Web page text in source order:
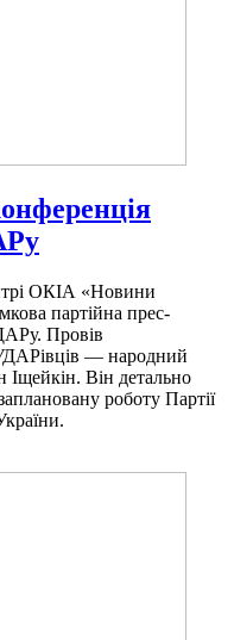
ОКІА «Новини
партійна прес-
Провів
— народний
Він детально
роботу Партії